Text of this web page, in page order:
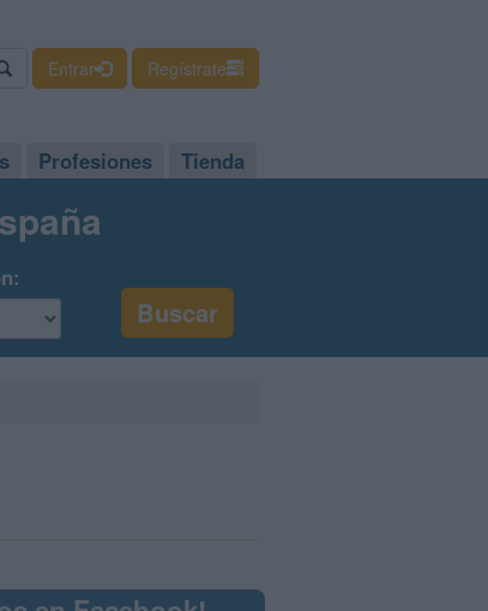
Entrar Regístrate
Profesiones Tienda